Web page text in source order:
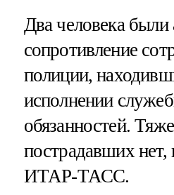
Два человека были
сопротивление
полиции,
исполнении
обязанностей.
пострадавших нет,
ИТАР-ТАСС.